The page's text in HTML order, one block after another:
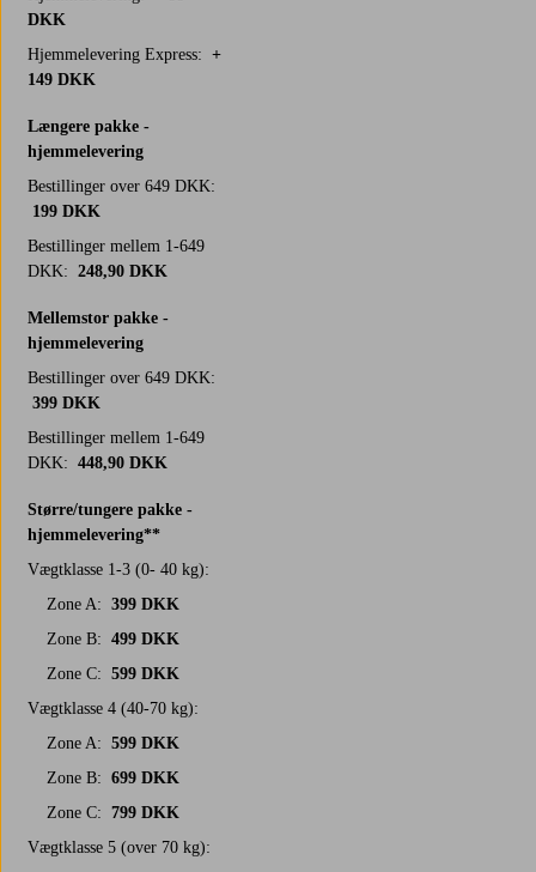
DKK
Hjemmelevering Express:+
149 DKK
Længere pakke -
hjemmelevering
Bestillinger over 649 DKK:
199 DKK
Bestillinger mellem 1-649
DKK: 248,90 DKK
Mellemstor pakke -
hjemmelevering
Bestillinger over 649 DKK:
399 DKK
Bestillinger mellem 1-649
DKK:448,90 DKK
Større/tungere pakke -
hjemmelevering**
Vægtklasse 1-3 (0- 40 kg):
Zone A:399 DKK
Zone B:499 DKK
Zone C: 599 DKK
Vægtklasse 4 (40-70 kg):
Zone A:599 DKK
Zone B:699 DKK
Zone C:799 DKK
Vægtklasse 5 (over 70 kg):